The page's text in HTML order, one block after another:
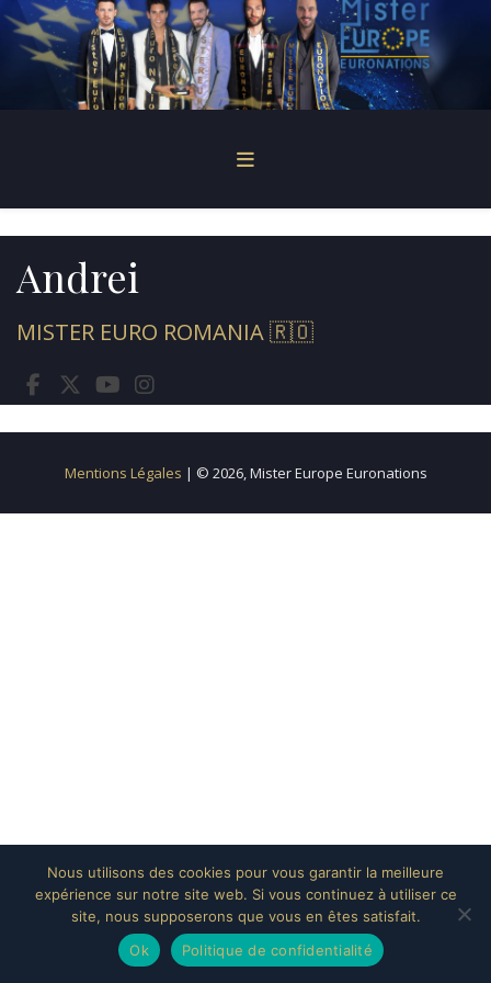
Andrei
MISTER EURO ROMANIA 🇷🇴
Mentions Légales | © 2026, Mister Europe Euronations
Nous utilisons des cookies pour vous garantir la meilleure
expérience sur notre site web. Si vous continuez à utiliser ce
site, nous supposerons que vous en êtes satisfait.
Ok
Politique de confidentialité